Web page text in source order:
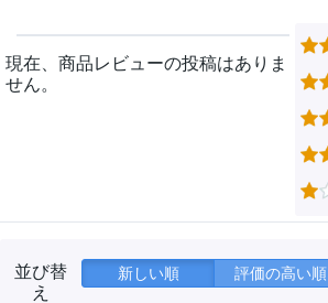
現在、商品レビューの投稿はありま
せん。
並び替
え
新しい順 評価の高い順